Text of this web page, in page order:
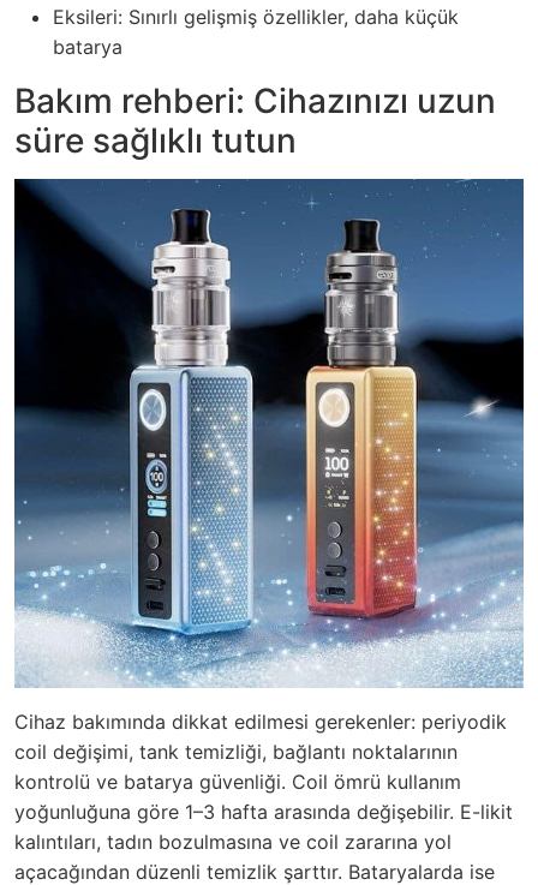
Eksileri: Sınırlı gelişmiş özellikler, daha küçük
batarya
Bakım rehberi: Cihazınızı uzun
süre sağlıklı tutun
Cihaz bakımında dikkat edilmesi gerekenler: periyodik
coil değişimi, tank temizliği, bağlantı noktalarının
kontrolü ve batarya güvenliği. Coil ömrü kullanım
yoğunluğuna göre 1–3 hafta arasında değişebilir. E-likit
kalıntıları, tadın bozulmasına ve coil zararına yol
açacağından düzenli temizlik şarttır. Bataryalarda ise